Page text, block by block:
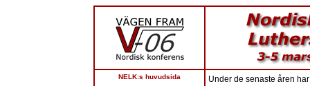
NELK:s huvudsida
Under de senaste åren